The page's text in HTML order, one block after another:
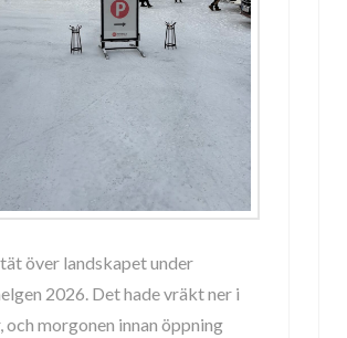
över landskapet under
2026. Det hade vräkt ner i
och morgonen innan öppning